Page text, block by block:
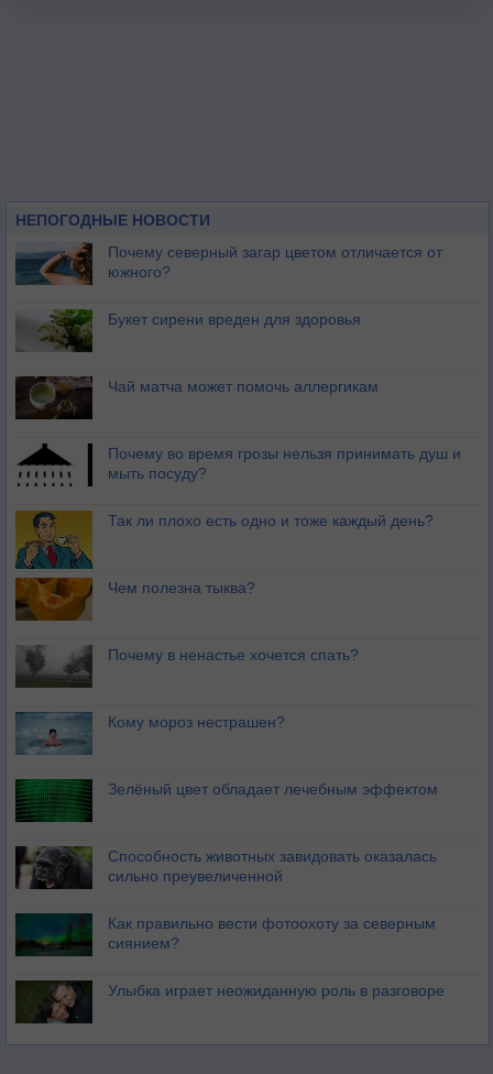
НЕПОГОДНЫЕ НОВОСТИ
Почему северный загар цветом отличается от
южного?
Букет сирени вреден для здоровья
Чай матча может помочь аллергикам
Почему во время грозы нельзя принимать душ и
мыть посуду?
Так ли плохо есть одно и тоже каждый день?
Чем полезна тыква?
Почему в ненастье хочется спать?
Кому мороз нестрашен?
Зелёный цвет обладает лечебным эффектом
Способность животных завидовать оказалась
сильно преувеличенной
Как правильно вести фотоохоту за северным
сиянием?
Улыбка играет неожиданную роль в разговоре